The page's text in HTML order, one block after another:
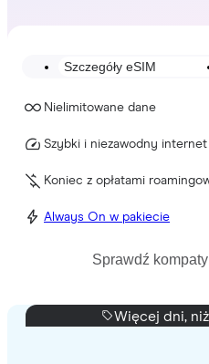
Szczegóły eSIM
Nielimitowane dane
Szybki i niezawodny internet
Koniec z opłatami
Always On w pakiecie
Sprawdź
Więcej dni,